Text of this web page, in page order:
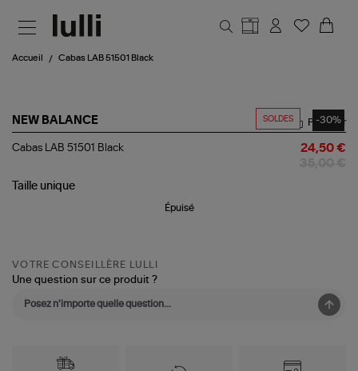
Accueil Cabas LAB 51501 Black
SOLDES -30%
NEW BALANCE
Cabas
Black
Partager
Cabas LAB 51501 Black 24,50 €
Taille unique
Épuisé
VOTRE CONSEILLÈRE LULLI
Une question sur ce produit ?